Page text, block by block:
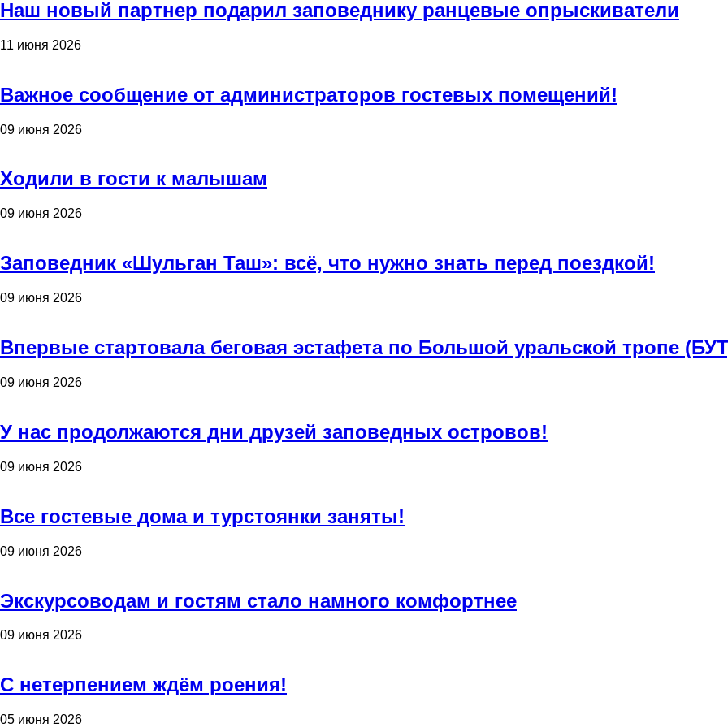
Наш новый партнер подарил заповеднику ранцевые опрыскиватели
11 июня 2026
Важное сообщение от администраторов гостевых помещений!
09 июня 2026
Ходили в гости к малышам
09 июня 2026
Заповедник «Шульган Таш»: всё, что нужно знать перед поездкой!
09 июня 2026
Впервые стартовала беговая эстафета по Большой уральской тропе
09 июня 2026
У нас продолжаются дни друзей заповедных островов!
09 июня 2026
Все гостевые дома и турстоянки заняты!
09 июня 2026
Экскурсоводам и гостям стало намного комфортнее
09 июня 2026
С нетерпением ждём роения!
05 июня 2026